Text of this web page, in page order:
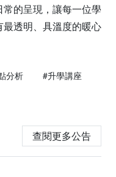
的呈現，讓每一位學
透明、具溫度的暖心
分析
#升學講座
查閱更多公告